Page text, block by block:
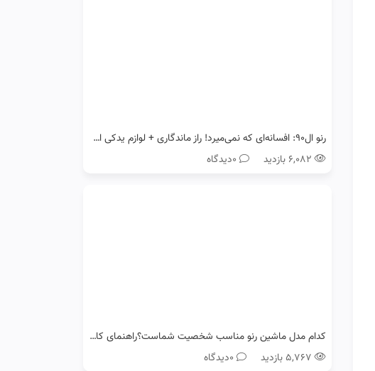
رنو ال۹۰: افسانه‌ای که نمی‌میرد! راز ماندگاری + لوازم یدکی اصل رنو ال90
۶,۰۸۲ بازدید
0دیدگاه
کدام مدل ماشین رنو مناسب شخصیت شماست؟راهنمای کامل انتخاب خودرو
۵,۷۶۷ بازدید
0دیدگاه